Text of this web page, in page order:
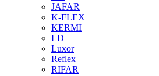
JAFAR
K-FLEX
KERMI
LD
Luxor
Reflex
RIFAR